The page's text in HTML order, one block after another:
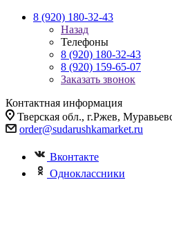
8 (920) 180-32-43
Назад
Телефоны
8 (920) 180-32-43
8 (920) 159-65-07
Заказать звонок
Контактная информация
Тверская обл., г.Ржев,
order@sudarushkamarket.ru
Вконтакте
Одноклассники